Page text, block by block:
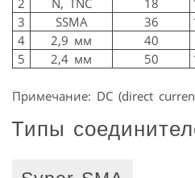
2 N, TNC 18
3 SSMA 36
4
2,9 мм 40
5
2,4 мм 50
Примечание: DC (direct
Типы